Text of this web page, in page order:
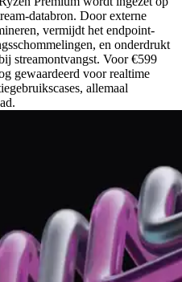
databron. Door externe
vermijdt het endpoint-
en onderdrukt
streamontvangst. Voor €599
gewaardeerd voor realtime
allemaal